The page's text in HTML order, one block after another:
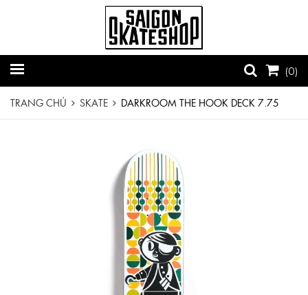
(0)
TRANG CHỦ SKATE DARKROOM THE HOOK DECK 7.75